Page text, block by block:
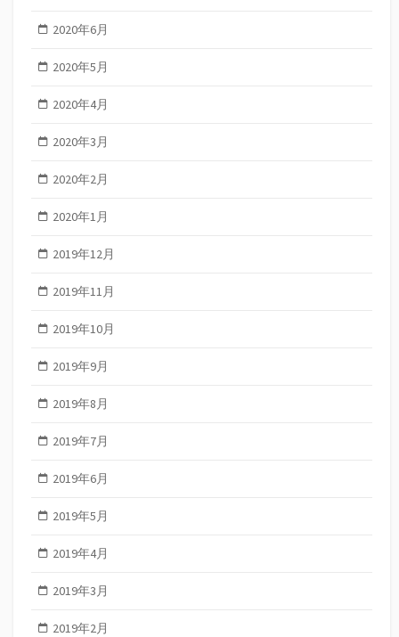
2020年6月
2020年5月
2020年4月
2020年3月
2020年2月
2020年1月
2019年12月
2019年11月
2019年10月
2019年9月
2019年8月
2019年7月
2019年6月
2019年5月
2019年4月
2019年3月
2019年2月